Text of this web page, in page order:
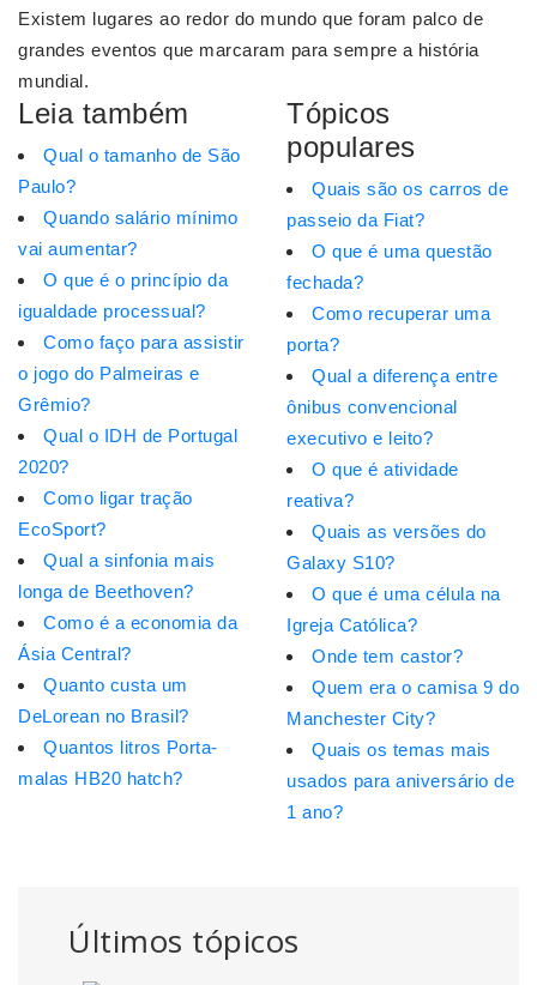
Últimos tópicos
Existem lugares ao redor do mundo que foram palco de
grandes eventos que marcaram para sempre a história
mundial.
Leia também
Qual o tamanho de São
Paulo?
Quando salário mínimo
vai aumentar?
O que é o princípio da
igualdade processual?
Como faço para assistir
o jogo do Palmeiras e
Grêmio?
Qual o IDH de Portugal
2020?
Como ligar tração
EcoSport?
Qual a sinfonia mais
longa de Beethoven?
Como é a economia da
Ásia Central?
Quanto custa um
DeLorean no Brasil?
Quantos litros Porta-
malas HB20 hatch?
Tópicos
populares
Quais são os carros de
passeio da Fiat?
O que é uma questão
fechada?
Como recuperar uma
porta?
Qual a diferença entre
ônibus convencional
executivo e leito?
O que é atividade
reativa?
Quais as versões do
Galaxy S10?
O que é uma célula na
Igreja Católica?
Onde tem castor?
Quem era o camisa 9 do
Manchester City?
Quais os temas mais
usados para aniversário de
1 ano?